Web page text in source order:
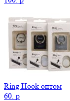
Ring Hook оптом
60. p